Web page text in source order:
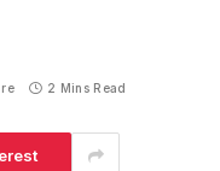
2 Mins Read